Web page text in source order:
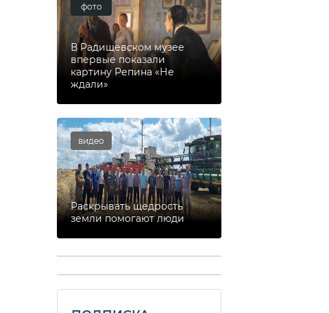
фото
В Радищевском музее
впервые показали
картину Репина «Не
ждали»
видео
Раскрывать щедрость
земли помогают люди